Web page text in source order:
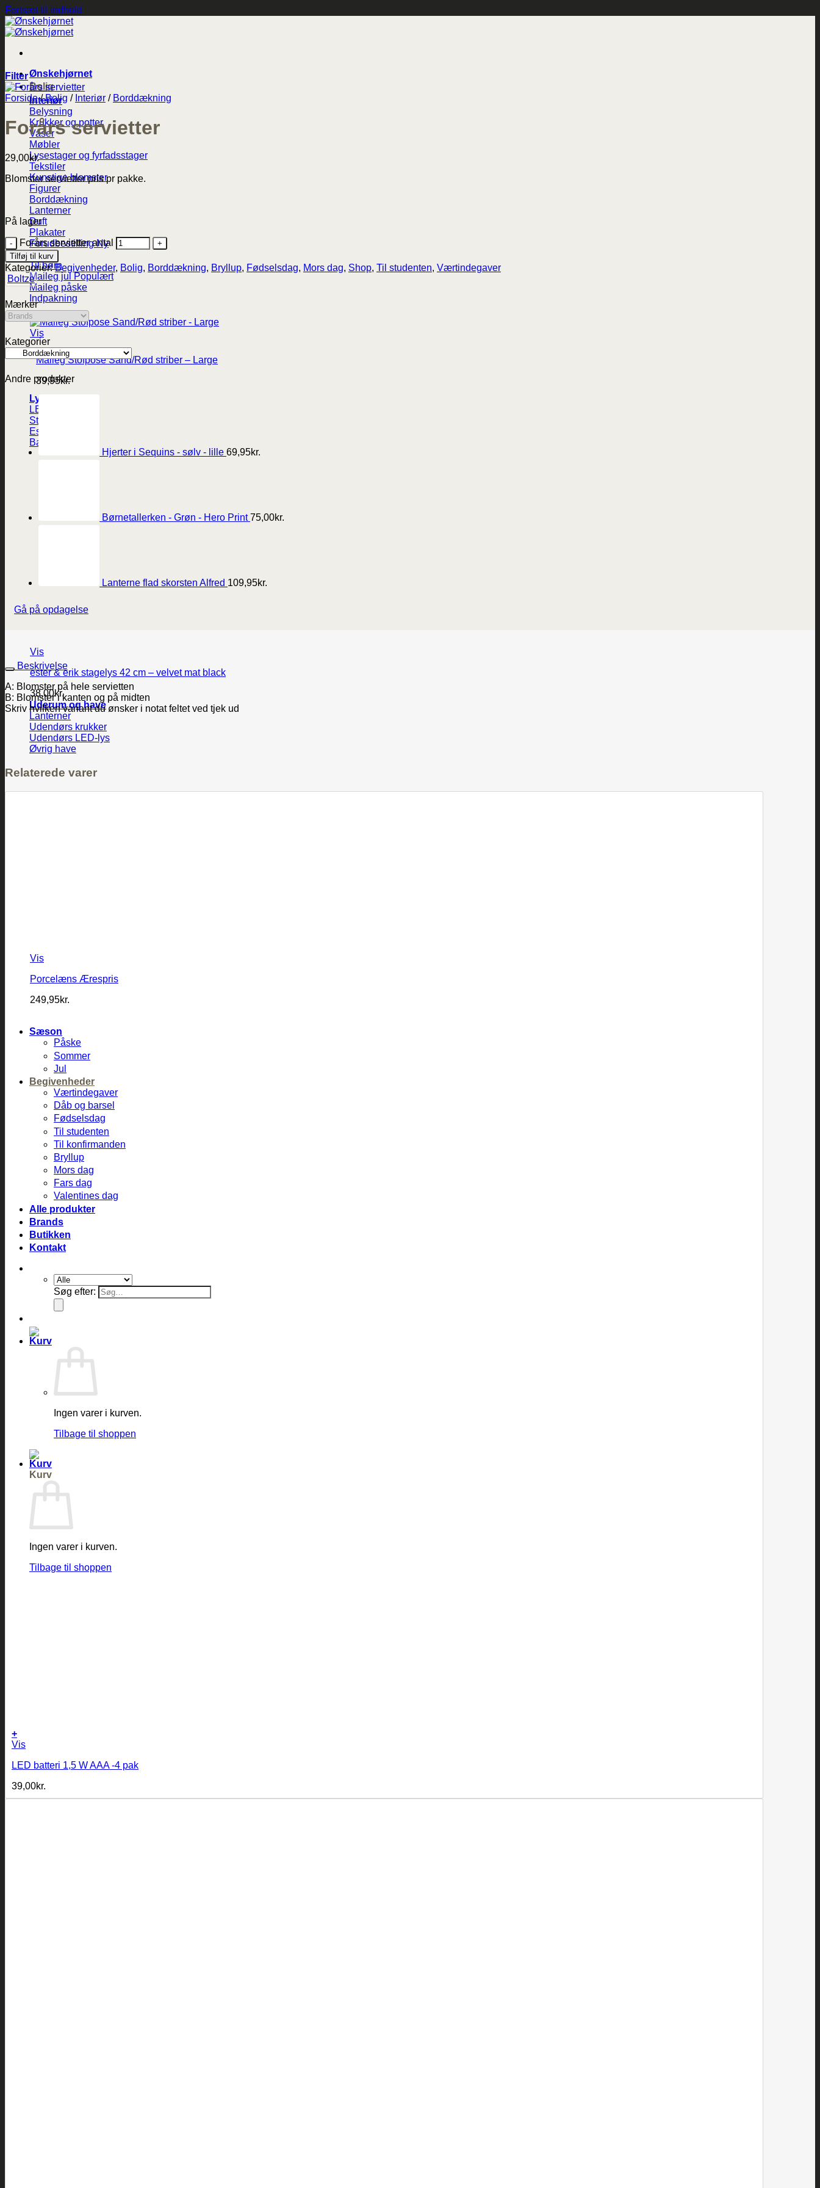
Fortsæt til indhold
Ønskehjørnet
Bolig
Interiør
Belysning
Krukker og potter
Vaser
Møbler
Lysestager og fyrfadsstager
Tekstiler
Kunstige blomster
Figurer
Borddækning
Lanterner
Duft
Plakater
Forudbestilling
Maileg
Til børn
Maileg jul
Maileg påske
Indpakning
Vis
Maileg Stofpose Sand/Rød striber – Large
39,95kr.
Lys
LED-lys
Stearinlys
Ester og Erik lys
Batterier
Vis
ester & erik stagelys 42 cm – velvet mat black
38,00kr.
Uderum og have
Lanterner
Udendørs krukker
Udendørs LED-lys
Øvrig have
Vis
Porcelæns Ærespris
249,95kr.
Sæson
Påske
Sommer
Jul
Begivenheder
Værtindegaver
Dåb og barsel
Fødselsdag
Til studenten
Til konfirmanden
Bryllup
Mors dag
Fars dag
Valentines dag
Alle produkter
Brands
Butikken
Kontakt
Søg efter:
Ingen varer i kurven.
Tilbage til shoppen
Kurv
Ingen varer i kurven.
Tilbage til shoppen
Filter
Forside / Bolig / Interiør / Borddækning
Forårs servietter
29,00kr.
Blomster servietter pris pr pakke.
På lager
Forårs servietter antal
Tilføj til kurv
Kategorier:Begivenheder, Bolig, Borddækning, Bryllup, Fødselsdag, Mors dag, Shop, Til studenten, Værtindegaver
Boltze
Mærker
Kategorier
Andre produkter
Hjerter i Sequins - sølv - lille 69,95kr.
Børnetallerken - Grøn - Hero Print 75,00kr.
Lanterne flad skorsten Alfred 109,95kr.
Gå på opdagelse
Beskrivelse
A: Blomster på hele servietten
B: Blomster i kanten og på midten
Skriv hvilken variant du ønsker i notat feltet ved tjek ud
Relaterede varer
+
Vis
LED batteri 1,5 W AAA -4 pak
39,00kr.